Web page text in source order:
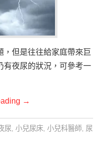
，但是往往給家庭帶來巨
有夜尿的狀況，可參考一
→
尿 小兒尿床, 小兒科醫師, 尿